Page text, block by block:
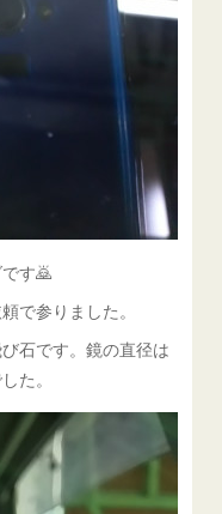
す🙇
で参りました。
石です。鏡の直径は
た。